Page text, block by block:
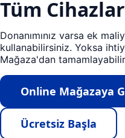
Tüm
Donanımınız varsa ek
kullanabilirsiniz. Yoksa
Mağaza'dan
Online Mağazaya
Ücretsiz Başla